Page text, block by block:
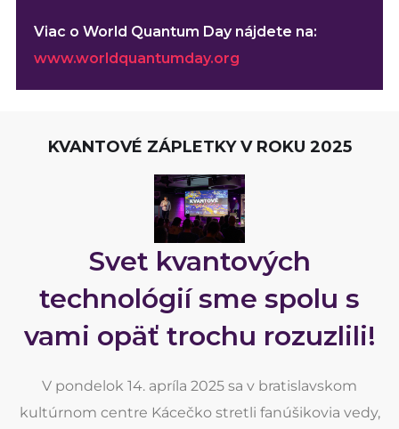
Viac o World Quantum Day nájdete na:
www.worldquantumday.org
KVANTOVÉ ZÁPLETKY V ROKU 2025
Svet kvantových
technológií sme spolu s
vami opäť trochu rozuzlili!
V pondelok 14. apríla 2025 sa v bratislavskom
kultúrnom centre Kácečko stretli fanúšikovia vedy,